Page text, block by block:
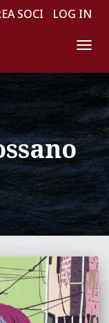
SOCI LOG IN